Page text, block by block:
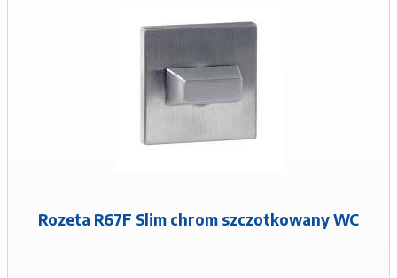
Rozeta R67F Slim chrom szczotkowany WC